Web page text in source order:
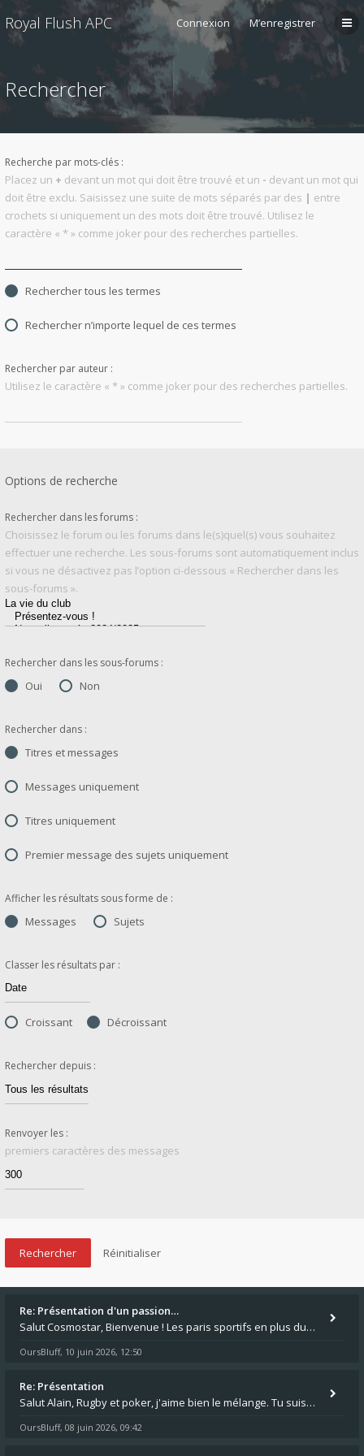
Royal Flush APC Connexion M’enregistrer
Rechercher
Recherche par mots-clés :
Placez un + devant un mot qui doit être trouvé et un - devant un mot qui
doit être exclu. Saisissez une suite de mots séparés par des | entre
crochets si uniquement un des mots doit être trouvé. Utilisez le
caractère « * » comme joker pour des recherches partielles.
Rechercher tous les termes
Rechercher n’importe lequel de ces termes
Rechercher par auteur :
Utilisez le caractère « * » comme joker pour des recherches partielles.
Options de recherche
Rechercher dans les forums :
Choisissez le forum ou les forums dans le(s)quel(s) vous souhaitez
effectuer une recherche. Les sous-forums sont automatiquement inclus
si vous ne désactivez pas l’option ci-dessous « Rechercher dans les
sous-forums ».
Rechercher dans les sous-forums :
Oui Non
Rechercher dans :
Titres et messages
Messages uniquement
Titres uniquement
Premier message des sujets uniquement
Afficher les résultats sous forme de :
Messages Sujets
Classer les résultats par :
Croissant Décroissant
Rechercher depuis :
Renvoyer les :
premiers caractères des messages
Re: Présentation d'un passion…
Salut Cosmostar, Bienvenue ! Les paris sportifs en plus du poker, c'est ce que je fais aussi. Surtout la NBA, je mise su
OursBluff, 10 juin 2026, 12:50
Re: Présentation
Salut Alain, Rugby et poker, j'aime bien le mélange. Tu suis le rugby du coin ? Moi j'essaie d'aller voir des matchs de
OursBluff, 08 juin 2026, 09:42